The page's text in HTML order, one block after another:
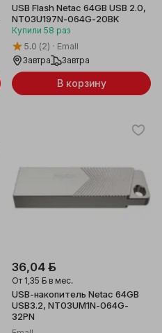
USB Flash Netac 64GB USB 2.0,
NT03U197N-064G-20BK
Купили 58 раз
5.0 (2)
Emall
Завтра
Завтра
В корзину
36,04 ƃ
От 1,35 ƃ в мес.
USB-накопитель Netac 64GB
USB3.2, NT03UM1N-064G-
32PN